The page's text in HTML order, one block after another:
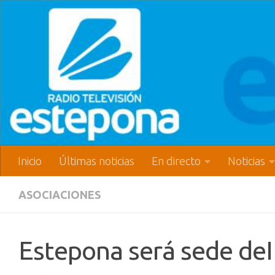
Inicio Últimas noticias En directo Noticias
ASOCIACIONES
Estepona será sede